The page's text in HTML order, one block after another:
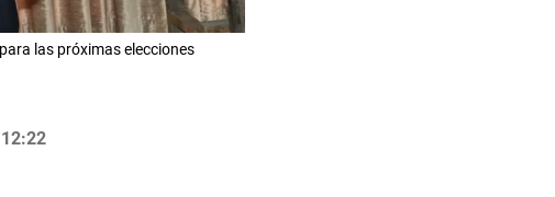
las próximas elecciones